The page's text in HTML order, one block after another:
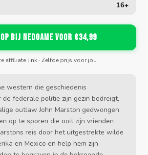
16+
bij Nedgame voor €34,99
affiliate link · Zelfde prijs voor jou
western die geschiedenis
federale politie zijn gezin bedreigt,
outlaw John Marston gedwongen
op te sporen die ooit zijn vrienden
reis door het uitgestrekte wilde
en Mexico en help hem zijn